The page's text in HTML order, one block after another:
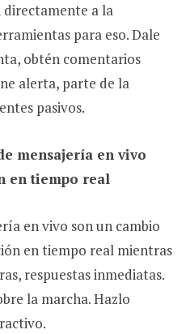
directamente a la
para eso. Dale
obtén comentarios
alerta, parte de la
pasivos.
mensajería en vivo
en tiempo real
en vivo son un cambio
en tiempo real mientras
respuestas inmediatas.
la marcha. Hazlo